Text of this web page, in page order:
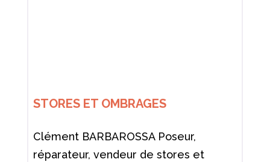
STORES ET OMBRAGES
Clément BARBAROSSA Poseur,
réparateur, vendeur de stores et